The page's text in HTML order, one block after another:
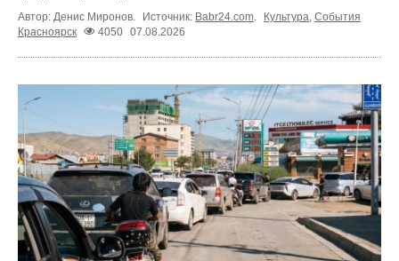
Автор: Денис Миронов. Источник: Babr24.com. Культура, События
Красноярск
4050 07.08.2026